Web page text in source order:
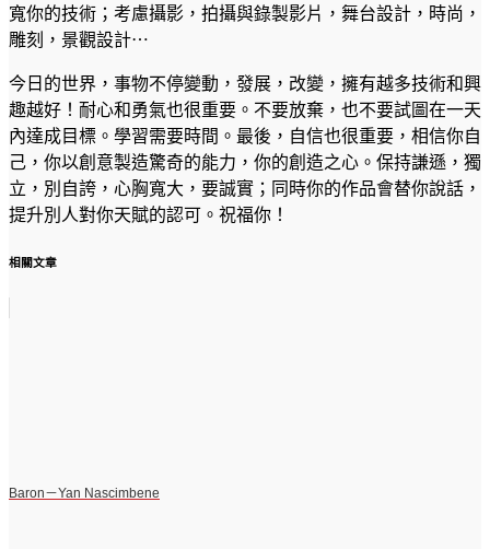
寬你的技術；考慮攝影，拍攝與錄製影片，舞台設計，時尚，
雕刻，景觀設計⋯
今日的世界，事物不停變動，發展，改變，擁有越多技術和興
趣越好！耐心和勇氣也很重要。不要放棄，也不要試圖在一天
內達成目標。學習需要時間。最後，自信也很重要，相信你自
己，你以創意製造驚奇的能力，你的創造之心。保持謙遜，獨
立，別自誇，心胸寬大，要誠實；同時你的作品會替你說話，
提升別人對你天賦的認可。祝福你！
相關文章
Baron－Yan Nascimbene